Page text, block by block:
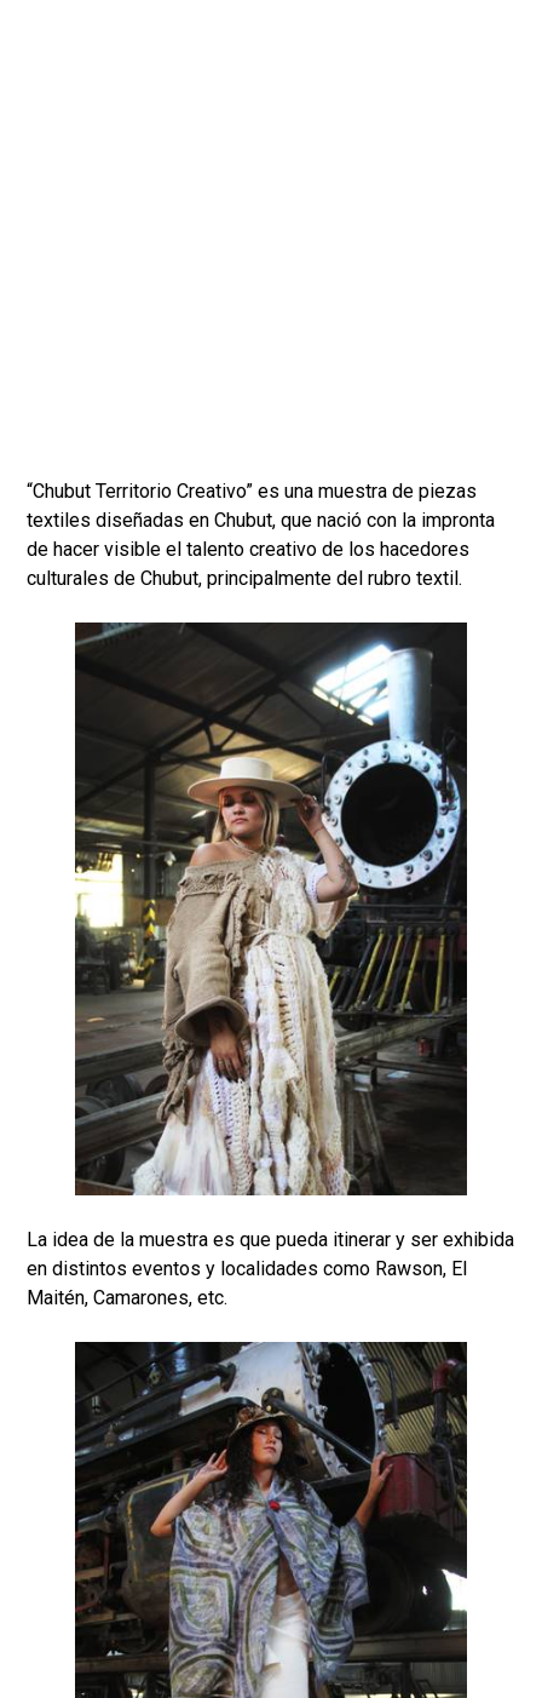
“Chubut Territorio Creativo” es una muestra de piezas
textiles diseñadas en Chubut, que nació con la impronta
de hacer visible el talento creativo de los hacedores
culturales de Chubut, principalmente del rubro textil.
La idea de la muestra es que pueda itinerar y ser exhibida
en distintos eventos y localidades como Rawson, El
Maitén, Camarones, etc.